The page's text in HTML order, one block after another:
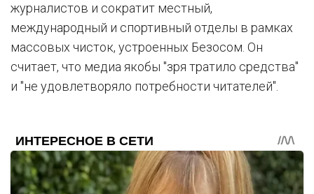
журналистов и сократит местный,
международный и спортивный отделы в рамках
массовых чисток, устроенных Безосом. Он
считает, что медиа якобы "зря тратило средства"
и "не удовлетворяло потребности читателей".